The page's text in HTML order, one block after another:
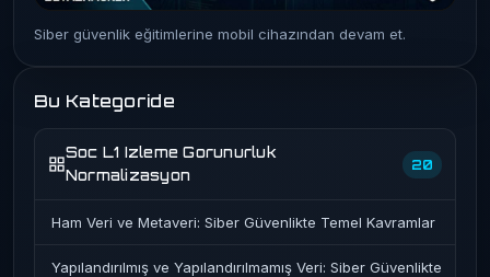
Siber güvenlik eğitimlerine mobil cihazından devam et.
Bu Kategoride
Soc L1 Izleme Gorunurluk
Normalizasyon
20
Ham Veri ve Metaveri: Siber Güvenlikte Temel Kavramlar
Yapılandırılmış ve Yapılandırılmamış Veri: Siber Güvenlikte